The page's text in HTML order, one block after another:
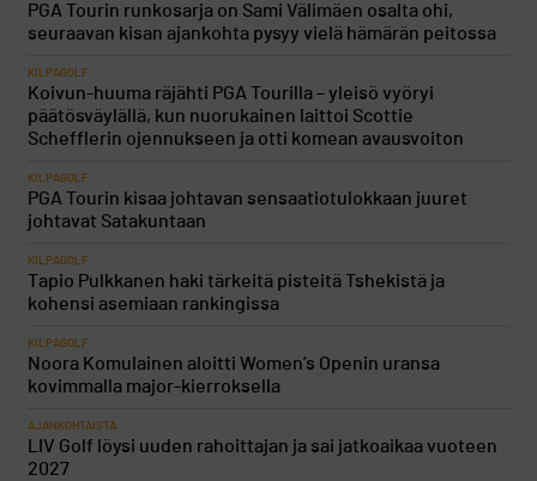
PGA Tourin runkosarja on Sami Välimäen osalta ohi,
seuraavan kisan ajankohta pysyy vielä hämärän peitossa
KILPAGOLF
Koivun-huuma räjähti PGA Tourilla – yleisö vyöryi
päätösväylällä, kun nuorukainen laittoi Scottie
Schefflerin ojennukseen ja otti komean avausvoiton
KILPAGOLF
PGA Tourin kisaa johtavan sensaatiotulokkaan juuret
johtavat Satakuntaan
KILPAGOLF
Tapio Pulkkanen haki tärkeitä pisteitä Tshekistä ja
kohensi asemiaan rankingissa
KILPAGOLF
Noora Komulainen aloitti Women’s Openin uransa
kovimmalla major-kierroksella
AJANKOHTAISTA
LIV Golf löysi uuden rahoittajan ja sai jatkoaikaa vuoteen
2027